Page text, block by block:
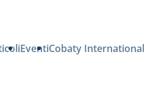
EventiCobaty International